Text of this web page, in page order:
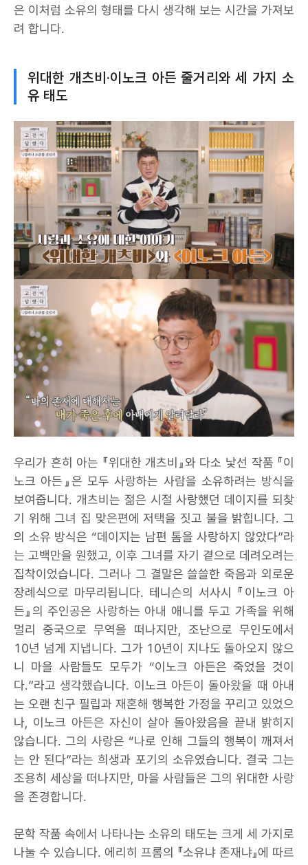
은 이처럼 소유의 형태를 다시 생각해 보는 시간을 가져보
려 합니다.
위대한 개츠비·이노크 아든 줄거리와 세 가지 소
유 태도
우리가 흔히 아는 『위대한 개츠비』와 다소 낯선 작품 『이
노크 아든』은 모두 사랑하는 사람을 소유하려는 방식을
보여줍니다. 개츠비는 젊은 시절 사랑했던 데이지를 되찾
기 위해 그녀 집 맞은편에 저택을 짓고 불을 밝힙니다. 그
의 소유 방식은 “데이지는 남편 톰을 사랑하지 않았다”라
는 고백만을 원했고, 이후 그녀를 자기 곁으로 데려오려는
집착이었습니다. 그러나 그 결말은 쓸쓸한 죽음과 외로운
장례식으로 마무리됩니다. 테니슨의 서사시 『이노크 아
든』의 주인공은 사랑하는 아내 애니를 두고 가족을 위해
멀리 중국으로 무역을 떠나지만, 조난으로 무인도에서
10년 넘게 지냅니다. 그가 10년이 지나도 돌아오지 않으
니 마을 사람들도 모두가 “이노크 아든은 죽었을 것이
다.”라고 생각했습니다. 이노크 아든이 돌아왔을 때 아내
는 오랜 친구 필립과 재혼해 행복한 가정을 꾸리고 있었으
나, 이노크 아든은 자신이 살아 돌아왔음을 끝내 밝히지
않습니다. 그의 사랑은 “나로 인해 그들의 행복이 깨져서
는 안 된다”라는 희생과 포기의 소유였습니다. 결국 그는
조용히 세상을 떠나지만, 마을 사람들은 그의 위대한 사랑
을 존경합니다.
문학 작품 속에서 나타나는 소유의 태도는 크게 세 가지로
나눌 수 있습니다. 에리히 프롬의 『소유냐 존재냐』에 따르